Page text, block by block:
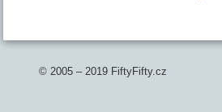
© 2005 – 2019 FiftyFifty.cz